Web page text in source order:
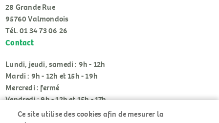
28 Grande Rue
95760 Valmondois
Tél. 01 34 73 06 26
Contact
Lundi, jeudi, samedi : 9h - 12h
Mardi : 9h - 12h et 15h - 19h
Mercredi : fermé
Vendredi : 9h - 12h et 15h - 17h
Ce site utilise des cookies afin de mesurer la